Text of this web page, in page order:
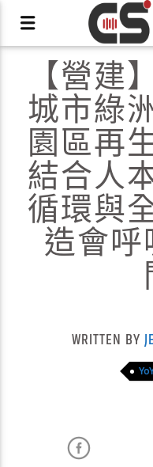
【營建
城市綠
園區再
結合人
循環與
造會
WRITTEN BY